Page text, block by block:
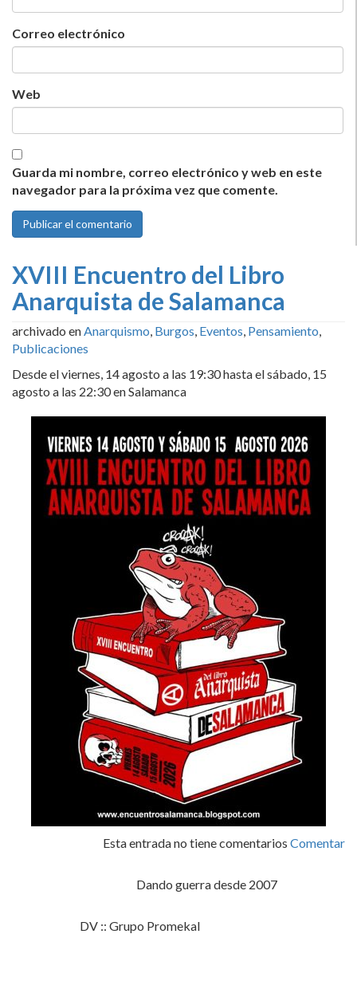
Correo electrónico
Web
Guarda mi nombre, correo electrónico y web en este
navegador para la próxima vez que comente.
XVIII Encuentro del Libro
Anarquista de Salamanca
archivado enAnarquismo, Burgos, Eventos, Pensamiento,
Publicaciones
Desde el viernes, 14 agosto a las 19:30 hasta el sábado, 15
agosto a las 22:30 en Salamanca
Esta entrada no tiene comentarios Comentar
Dando guerra desde 2007
DV :: Grupo Promekal